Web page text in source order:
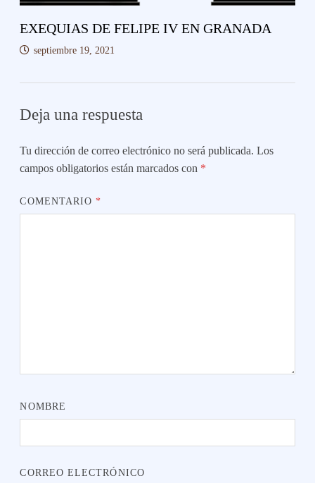
EXEQUIAS DE FELIPE IV EN GRANADA
septiembre 19, 2021
Deja una respuesta
Tu dirección de correo electrónico no será publicada. Los
campos obligatorios están marcados con *
COMENTARIO*
NOMBRE
CORREO ELECTRÓNICO